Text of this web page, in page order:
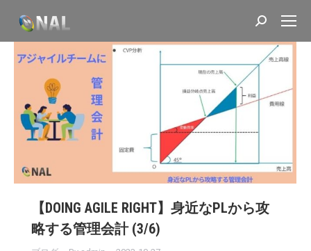
Search:
【DOING AGILE RIGHT】身近なPLから攻
略する管理会計 (3/6)